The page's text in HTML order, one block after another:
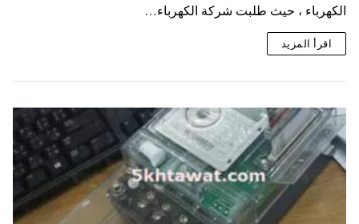
الكهرباء ، حيث طلبت شركة الكهرباء…
اقرأ المزيد